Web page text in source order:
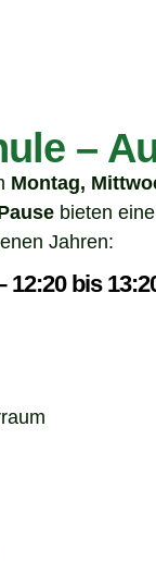
–
Montag,
bieten
Jahren:
12:20 bis